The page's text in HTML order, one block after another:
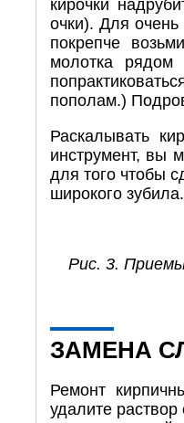
кирочки
очки). Для очень
покрепче
молотка рядом
пополам.)
Раскалывать
инструмент, вы
для того чтобы
широкого зубила.
Рис. 3.
ЗАМЕНА
Ремонт
удалите